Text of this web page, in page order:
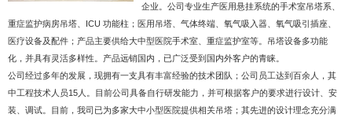
企业。公司专业生产医用悬挂系统的手术室吊塔系、
重症监护病房吊塔、ICU 功能柱；医用吊塔、气体终端、氧气吸入器、氧气吸引插座、
医疗设备及配件；产品主要供给大中型医院手术室、重症监护室等。吊塔设备多功能
化，并具有灵活多样性。产品远销国内，已广泛受到国内外客户的青睐。
公司经过多年的发展，现拥有一支具有丰富经验的技术团队；公司员工达到百余人，其
中工程技术人员15人。目前公司具备自行研发能力，并可根据客户的要求进行设计、安
装、调试。目前，我司已为多家大中小型医院提供相关吊塔；其先进的设计理念充分满